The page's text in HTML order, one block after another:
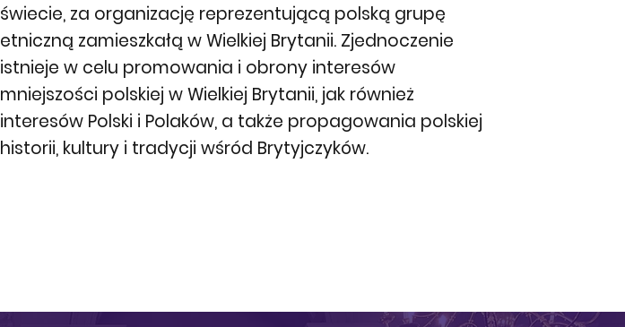
świecie, za organizację reprezentującą polską grupę
etniczną zamieszkałą w Wielkiej Brytanii. Zjednoczenie
istnieje w celu promowania i obrony interesów
mniejszości polskiej w Wielkiej Brytanii, jak również
interesów Polski i Polaków, a także propagowania polskiej
historii, kultury i tradycji wśród Brytyjczyków.